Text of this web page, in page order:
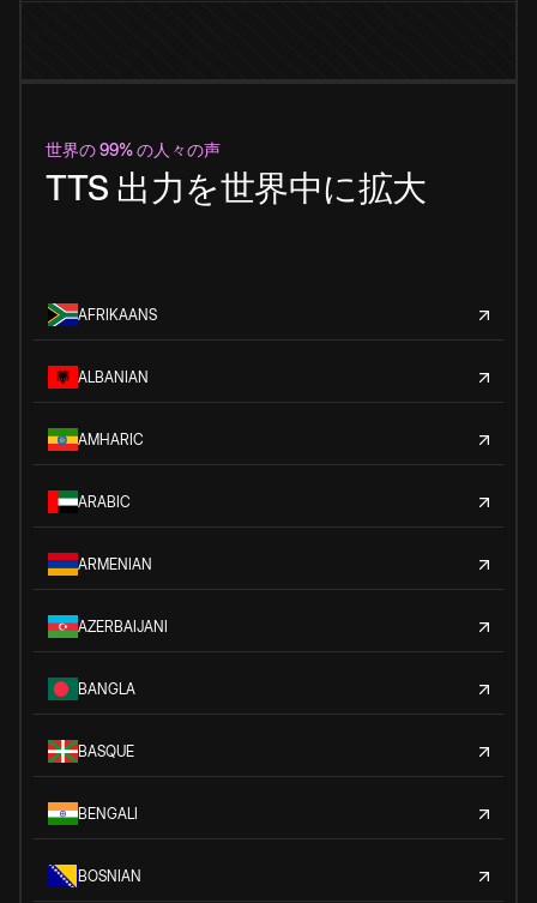
世界の 99% の人々の声
TTS 出力を世界中に拡大
AFRIKAANS
ALBANIAN
AMHARIC
ARABIC
ARMENIAN
AZERBAIJANI
BANGLA
BASQUE
BENGALI
BOSNIAN